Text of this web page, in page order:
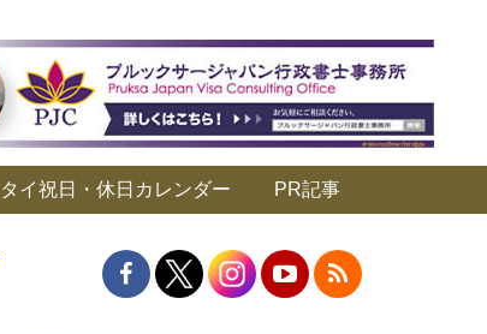
タイ祝日・休日カレンダー PR記事